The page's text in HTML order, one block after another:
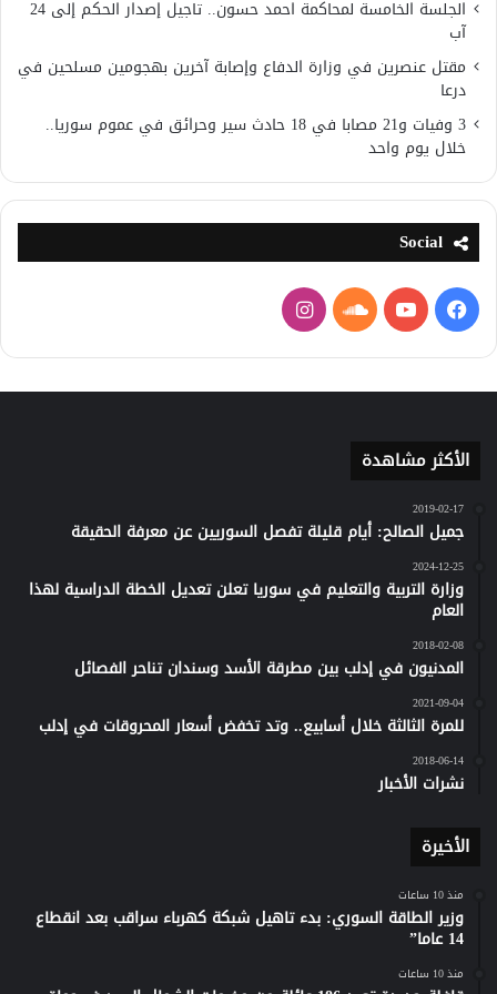
الجلسة الخامسة لمحاكمة احمد حسون.. تاجيل إصدار الحكم إلى 24
آب
مقتل عنصرين في وزارة الدفاع وإصابة آخرين بهجومين مسلحين في
درعا
3 وفيات و21 مصابا في 18 حادث سير وحرائق في عموم سوريا..
خلال يوم واحد
Social
فيسبوكيوتيوبساوند
كلاود
انستقرام
الأكثر مشاهدة
2019-02-17
جميل الصالح: أيام قليلة تفصل السوريين عن معرفة الحقيقة
2024-12-25
وزارة التربية والتعليم في سوريا تعلن تعديل الخطة الدراسية لهذا
العام
2018-02-08
المدنيون في إدلب بين مطرقة الأسد وسندان تناحر الفصائل
2021-09-04
للمرة الثالثة خلال أسابيع.. وتد تخفض أسعار المحروقات في إدلب
2018-06-14
نشرات الأخبار
الأخيرة
منذ 10 ساعات
وزير الطاقة السوري: بدء تاهيل شبكة كهرباء سراقب بعد انقطاع
14 عاما”
منذ 10 ساعات